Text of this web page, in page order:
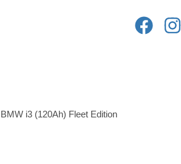
BMW i3 (120Ah) Fleet Edition